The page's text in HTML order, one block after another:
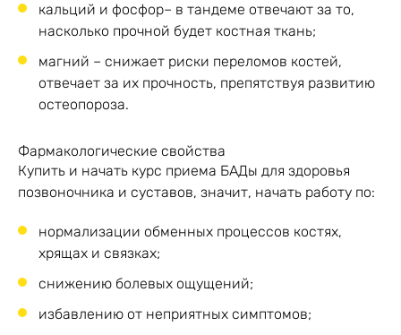
кальций и фосфор– в тандеме отвечают за то,
насколько прочной будет костная ткань;
магний – снижает риски переломов костей,
отвечает за их прочность, препятствуя развитию
остеопороза.
Фармакологические свойства
Купить и начать курс приема БАДы для здоровья
позвоночника и суставов, значит, начать работу по:
нормализации обменных процессов костях,
хрящах и связках;
снижению болевых ощущений;
избавлению от неприятных симптомов;